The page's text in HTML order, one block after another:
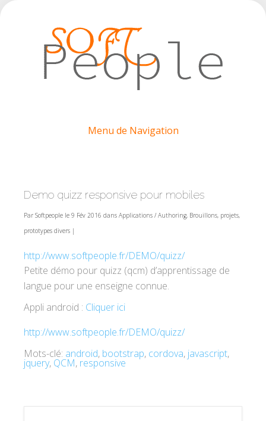
Menu de Navigation
Demo quizz responsive pour mobiles
Par Softpeople le 9 Fév 2016 dans Applications / Authoring, Brouillons, projets,
prototypes divers |
http://www.softpeople.fr/DEMO/quizz/
Petite démo pour quizz (qcm) d’apprentissage de
langue pour une enseigne connue.
Appli android : Cliquer ici
http://www.softpeople.fr/DEMO/quizz/
Mots-clé: android, bootstrap, cordova, javascript,
jquery, QCM, responsive